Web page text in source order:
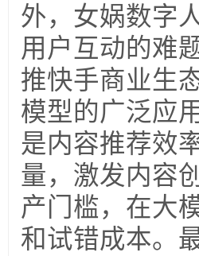
外，女娲数字
用户互动的难
推快手商业生
模型的广泛应
是内容推荐效
量，激发内容
产门槛，在大
和试错成本。